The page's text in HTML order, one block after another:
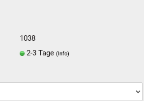
1038
2-3 Tage (Info)